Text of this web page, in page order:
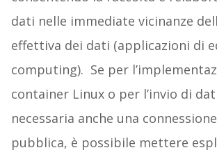
dati nelle immediate vicinanze
effettiva dei dati (applicazioni di
computing). Se per
container Linux o per l’invio di
necessaria anche una
pubblica, è possibile mettere